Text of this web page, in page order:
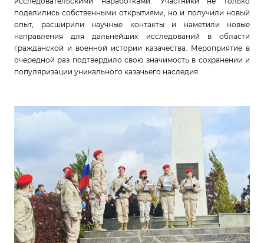
поделились собственными открытиями, но и получили новый
опыт, расширили научные контакты и наметили новые
направления для дальнейших исследований в области
гражданской и военной истории казачества. Мероприятие в
очередной раз подтвердило свою значимость в сохранении и
популяризации уникального казачьего наследия.